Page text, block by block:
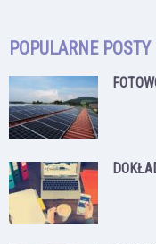
POPULARNE POSTY